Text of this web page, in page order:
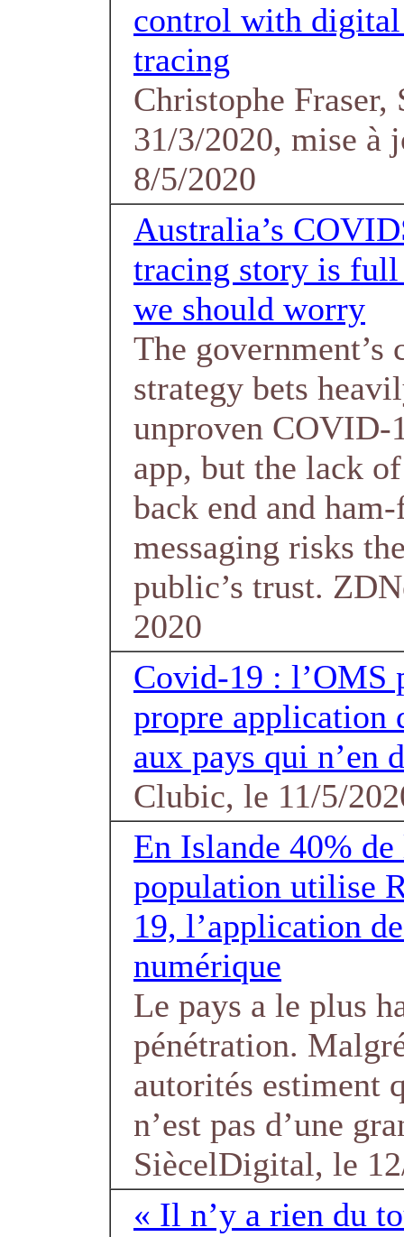
control with
tracing
Christophe Fraser,
31/3/2020, mise à
8/5/2020
Australia’s
tracing story is full
we should worry
The government’s
strategy bets
unproven COVID-
app, but the lack
back end and
messaging risks
public’s trust.
2020
Covid-19 : l’OMS
propre application
aux pays qui n’en
Clubic, le 11/5/
En Islande 40% de
population utilise
19, l’application
numérique
Le pays a le plus
pénétration.
autorités estiment
n’est pas d’une
SiècelDigital, le
« Il n’y a rien du